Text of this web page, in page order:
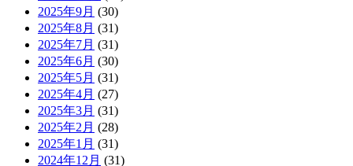
2025年9月 (30)
2025年8月 (31)
2025年7月 (31)
2025年6月 (30)
2025年5月 (31)
2025年4月 (27)
2025年3月 (31)
2025年2月 (28)
2025年1月 (31)
2024年12月 (31)